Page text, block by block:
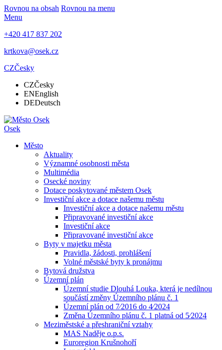
Rovnou na obsah Rovnou na menu
Menu
+420 417 837 202
krtkova@osek.cz
CZČesky
CZČesky
ENEnglish
DEDeutsch
Osek
Město
Aktuality
Významné osobnosti města
Multimédia
Osecké noviny
Dotace poskytované městem Osek
Investiční akce a dotace našemu městu
Investiční akce a dotace našemu městu
Připravované investiční akce
Investiční akce
Připravované investiční akce
Byty v majetku města
Pravidla, žádosti, prohlášení
Volné městské byty k pronájmu
Bytová družstva
Územní plán
Územní studie Dlouhá Louka, která je nedílnou
součástí změny Územního plánu č. 1
Územní plán od 7⁄2016 do 4⁄2024
Změna Územního plánu č. 1 platná od 5⁄2024
Meziměstské a přeshraniční vztahy
MAS Naděje o.p.s.
Euroregion Krušnohoří